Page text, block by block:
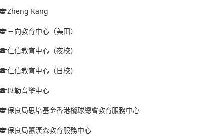
Zheng Kang
三向教育中心（美田）
仁信教育中心（夜校）
仁信教育中心（日校）
以勒音樂中心
保良局思培基金香港欖球總會教育服務中心
保良局蕭漢森教育服務中心